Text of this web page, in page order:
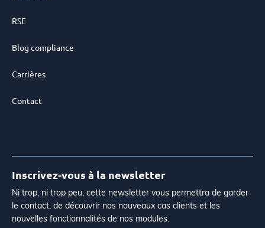
RSE
Blog compliance
Carrières
Contact
Inscrivez-vous à la newsletter
Ni trop, ni trop peu, cette newsletter vous permettra de garder
le contact, de découvrir nos nouveaux cas clients et les
nouvelles fonctionnalités de nos modules.